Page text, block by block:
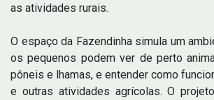
as atividades rurais.
O espaço da Fazendinha simula um
os pequenos podem ver de perto
pôneis e lhamas, e entender como
e outras atividades agrícolas. O